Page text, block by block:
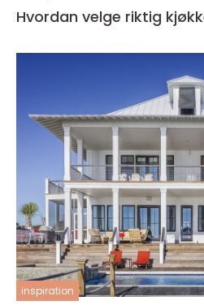
Hvordan velge riktig
inspiration